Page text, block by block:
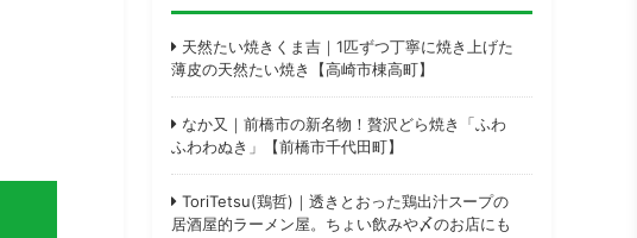
天然たい焼きくま吉｜1匹ずつ丁寧に焼き上げた
薄皮の天然たい焼き【高崎市棟高町】
なか又｜前橋市の新名物！贅沢どら焼き「ふわ
ふわわぬき」【前橋市千代田町】
ToriTetsu(鶏哲)｜透きとおった鶏出汁スープの
居酒屋的ラーメン屋。ちょい飲みや〆のお店にも